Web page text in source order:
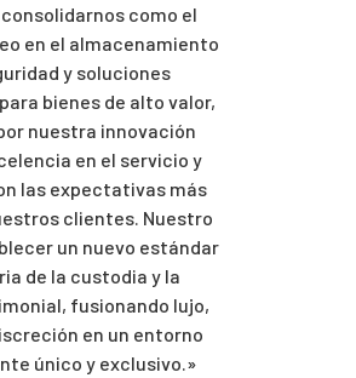
como el
en el almacenamiento
y soluciones
bienes de alto valor,
nuestra innovación
en el servicio y
las expectativas más
clientes. Nuestro
un nuevo estándar
de la custodia y la
fusionando lujo,
en un entorno
único y exclusivo.»